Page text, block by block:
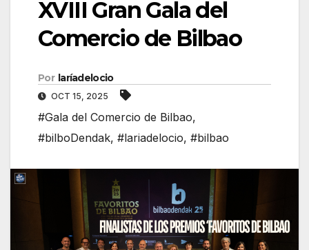
XVIII Gran Gala del
Comercio de Bilbao
Por laríadelocio
OCT 15, 2025
#Gala del Comercio de Bilbao,
#bilboDendak, #lariadelocio, #bilbao